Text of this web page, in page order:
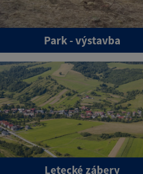
Park - výstavba
Letecké zábery